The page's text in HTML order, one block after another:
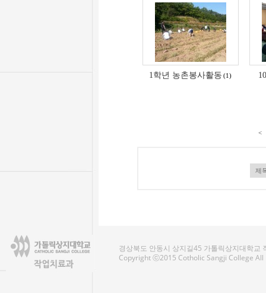
1학년 농촌봉사활동 (1)
<
경상북도 안동시 상지길45 가톨릭상지대학교
Copyright ⓒ2015 Cotholic Sangji College